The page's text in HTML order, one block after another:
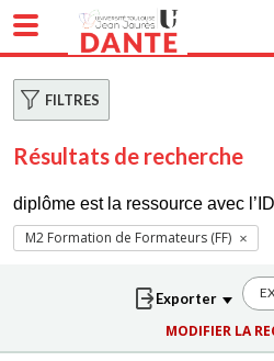
FILTRES
Résultats de recherche
diplôme est la ressource avec l’ID
M2 Formation de Formateurs (FF)
MODIFIER LA